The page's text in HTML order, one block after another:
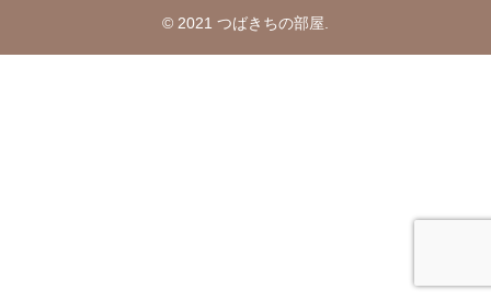
© 2021 つばきちの部屋.